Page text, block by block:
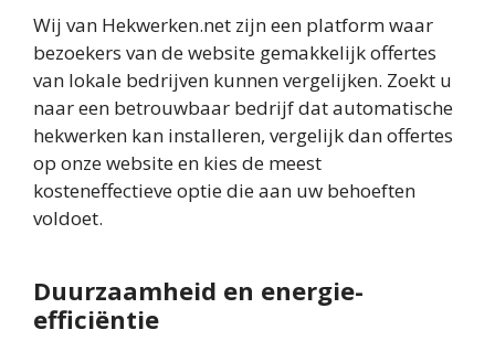
Wij van Hekwerken.net zijn een platform waar
bezoekers van de website gemakkelijk offertes
van lokale bedrijven kunnen vergelijken. Zoekt u
naar een betrouwbaar bedrijf dat automatische
hekwerken kan installeren, vergelijk dan offertes
op onze website en kies de meest
kosteneffectieve optie die aan uw behoeften
voldoet.
Duurzaamheid en energie-
efficiëntie